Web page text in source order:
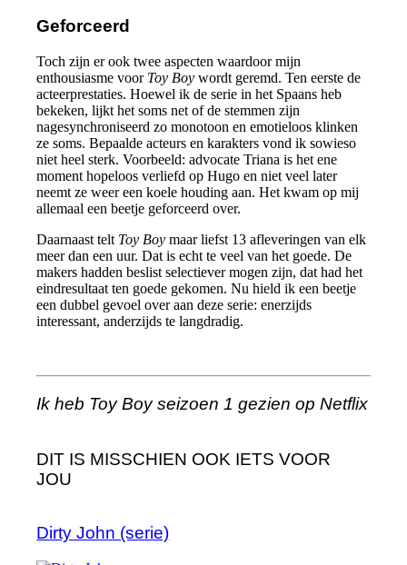
Geforceerd
Toch zijn er ook twee aspecten waardoor mijn
enthousiasme voor Toy Boy wordt geremd. Ten eerste de
acteerprestaties. Hoewel ik de serie in het Spaans heb
bekeken, lijkt het soms net of de stemmen zijn
nagesynchroniseerd zo monotoon en emotieloos klinken
ze soms. Bepaalde acteurs en karakters vond ik sowieso
niet heel sterk. Voorbeeld: advocate Triana is het ene
moment hopeloos verliefd op Hugo en niet veel later
neemt ze weer een koele houding aan. Het kwam op mij
allemaal een beetje geforceerd over.
Daarnaast telt Toy Boy maar liefst 13 afleveringen van elk
meer dan een uur. Dat is echt te veel van het goede. De
makers hadden beslist selectiever mogen zijn, dat had het
eindresultaat ten goede gekomen. Nu hield ik een beetje
een dubbel gevoel over aan deze serie: enerzijds
interessant, anderzijds te langdradig.
Ik heb Toy Boy seizoen 1 gezien op Netflix
DIT IS MISSCHIEN OOK IETS VOOR
JOU
Dirty John (serie)